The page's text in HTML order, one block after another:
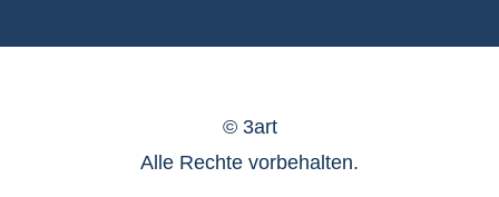
© 3art
Alle Rechte vorbehalten.